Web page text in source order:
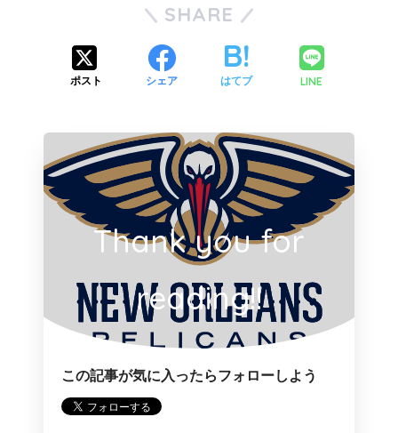
SHARE
ポスト シェア はてブ LINE
Thank you for
reading!!
この記事が気に入ったらフォローしよう